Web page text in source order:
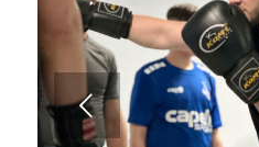
Weiter